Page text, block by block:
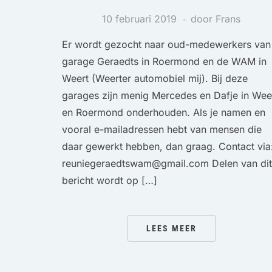
10 februari 2019 door Frans
Er wordt gezocht naar oud-medewerkers van
garage Geraedts in Roermond en de WAM in
Weert (Weerter automobiel mij). Bij deze
garages zijn menig Mercedes en Dafje in
en Roermond onderhouden. Als je namen en
vooral e-mailadressen hebt van mensen die
daar gewerkt hebben, dan graag. Contact
reuniegeraedtswam@gmail.com Delen van dit
bericht wordt op […]
LEES MEER